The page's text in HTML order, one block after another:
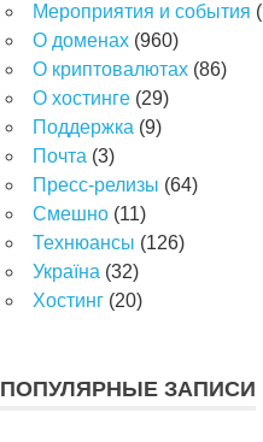
Мероприятия и события
О доменах (960)
О криптовалютах (86)
О хостинге (29)
Поддержка (9)
Почта (3)
Пресс-релизы (64)
Смешно (11)
Технюансы (126)
Україна (32)
Хостинг (20)
ПОПУЛЯРНЫЕ ЗАПИСИ